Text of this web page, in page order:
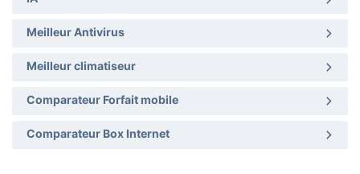
Meilleur Antivirus
Meilleur climatiseur
Comparateur Forfait mobile
Comparateur Box Internet